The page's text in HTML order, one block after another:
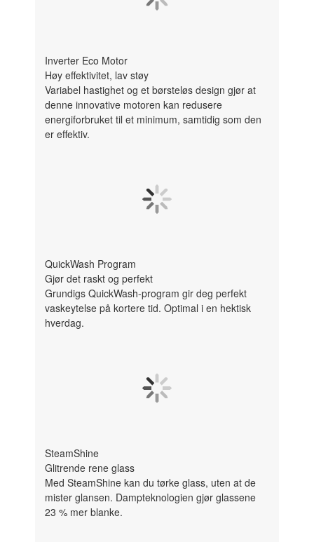
Inverter Eco Motor
Høy effektivitet, lav støy
Variabel hastighet og et børsteløs design gjør at
denne innovative motoren kan redusere
energiforbruket til et minimum, samtidig som den
er effektiv.
QuickWash Program
Gjør det raskt og perfekt
Grundigs QuickWash-program gir deg perfekt
vaskeytelse på kortere tid. Optimal i en hektisk
hverdag.
SteamShine
Glitrende rene glass
Med SteamShine kan du tørke glass, uten at de
mister glansen. Dampteknologien gjør glassene
23 % mer blanke.